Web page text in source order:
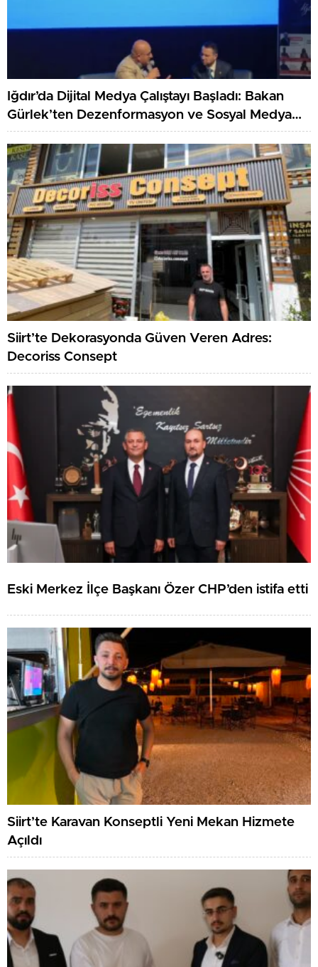
Iğdır’da Dijital Medya Çalıştayı Başladı: Bakan
Gürlek’ten Dezenformasyon ve Sosyal Medya
Düzenlemesi Mesajı
Siirt’te Dekorasyonda Güven Veren Adres:
Decoriss Consept
Eski Merkez İlçe Başkanı Özer CHP’den istifa etti
Siirt’te Karavan Konseptli Yeni Mekan Hizmete
Açıldı